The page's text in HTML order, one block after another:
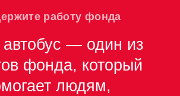
работу фонда
— один из
фонда, который
людям,